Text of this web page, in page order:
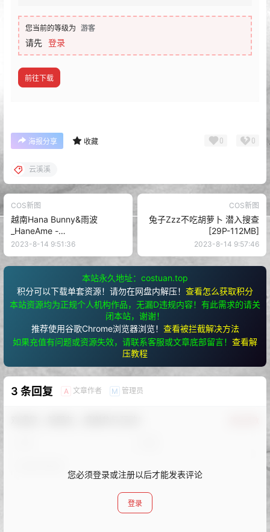
您当前的等级为 游客
请先 登录
前往下载
海报分享 收藏 0 0
云溪溪
COS新图
越南Hana Bunny&雨波
_HaneAme -
Takao&Atago[8P-241M]
2023-8-14 9:51:36
COS新图
兔子Zzz不吃胡萝卜 潜入搜查
[29P-112MB]
2023-8-14 9:57:46
本站永久地址：costuan.top
积分可以下载单套资源！请勿在网盘内解压！ 查看怎么获取积分
本站资源均为正规个人机构作品，无漏D违规内容！有此需求的请关
闭本站，谢谢！
推荐使用谷歌Chrome浏览器浏览！ 查看被拦截解决方法
如果充值有问题或资源失效，请联系客服或文章底部留言！ 查看解
压教程
3 条回复 A 文章作者 M 管理员
您必须登录或注册以后才能发表评论
登录